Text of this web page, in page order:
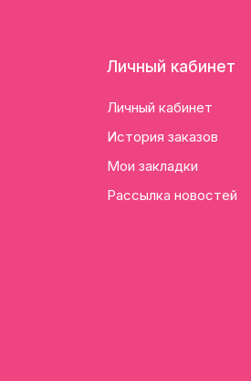
Личный кабинет
Личный кабинет
История заказов
Мои закладки
Рассылка новостей